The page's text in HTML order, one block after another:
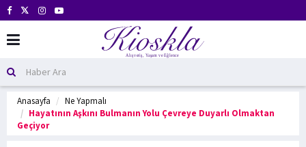
Anasayfa
Ne Yapmalı
Hayatının Aşkını Bulmanın Yolu Çevreye Duyarlı Olmaktan
Geçiyor